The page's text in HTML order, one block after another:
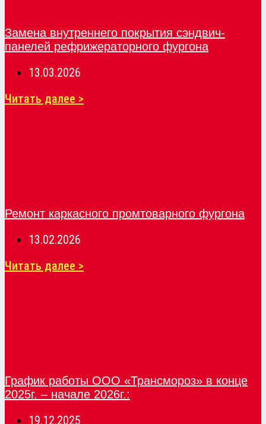
Замена внутреннего покрытия сэндвич-
панелей рефрижераторного фургона
13.03.2026
Читать далее >
Ремонт каркасного промтоварного фургона
13.02.2026
Читать далее >
График работы ООО «Трансмороз» в конце
2025г. – начале 2026г.:
19.12.2025